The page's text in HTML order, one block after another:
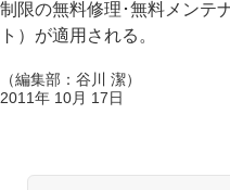
制限の無料修理･無料メンテ
ト）が適用される。
（編集部：谷川 潔）
2011年 10月 17日